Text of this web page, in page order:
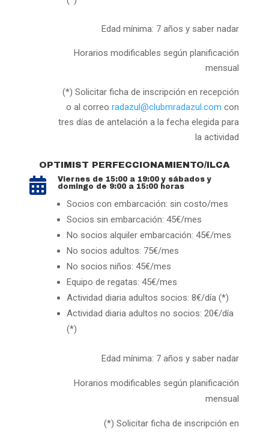
Edad mínima: 7 años y saber nadar
Horarios modificables según planificación
mensual
(*) Solicitar ficha de inscripción en recepción
o al correoradazul@clubmradazul.com con
tres días de antelación a la fecha elegida para
la actividad
OPTIMIST PERFECCIONAMIENTO/ILCA

Viernes de 15:00 a 19:00 y sábados y
domingo de 9:00 a 15:00 horas
Socios con embarcación: sin costo/mes
Socios sin embarcación: 45€/mes
No socios alquiler embarcación: 45€/mes
No socios adultos: 75€/mes
No socios niños: 45€/mes
Equipo de regatas: 45€/mes
Actividad diaria adultos socios: 8€/día (*)
Actividad diaria adultos no socios: 20€/día
(*)
Edad mínima: 7 años y saber nadar
Horarios modificables según planificación
mensual
(*) Solicitar ficha de inscripción en